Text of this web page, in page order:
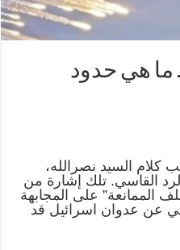
ما هي حدود
كلام السيد نصرالله،
القاسي. تلك إشارة من
الممانعة” على المجابهة
عن عدوان اسرائيل قد